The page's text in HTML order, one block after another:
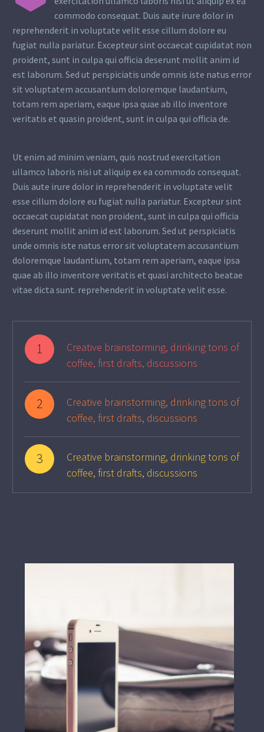
commodo consequat. Duis aute irure dolor in
reprehenderit in voluptate velit esse cillum dolore eu
fugiat nulla pariatur. Excepteur sint occaecat cupidatat non
proident, sunt in culpa qui officia deserunt mollit anim id
est laborum. Sed ut perspiciatis unde omnis iste natus error
sit voluptatem accusantium doloremque laudantium,
totam rem aperiam, eaque ipsa quae ab illo inventore
veritatis et quasin proident, sunt in culpa qui officia de.
Ut enim ad minim veniam, quis nostrud exercitation
ullamco laboris nisi ut aliquip ex ea commodo consequat.
Duis aute irure dolor in reprehenderit in voluptate velit
esse cillum dolore eu fugiat nulla pariatur. Excepteur sint
occaecat cupidatat non proident, sunt in culpa qui officia
deserunt mollit anim id est laborum. Sed ut perspiciatis
unde omnis iste natus error sit voluptatem accusantium
doloremque laudantium, totam rem aperiam, eaque ipsa
quae ab illo inventore veritatis et quasi architecto beatae
vitae dicta sunt. reprehenderit in voluptate velit esse.
1
Creative brainstorming, drinking tons of
coffee, first drafts, discussions
2
Creative brainstorming, drinking tons of
coffee, first drafts, discussions
3
Creative brainstorming, drinking tons of
coffee, first drafts, discussions